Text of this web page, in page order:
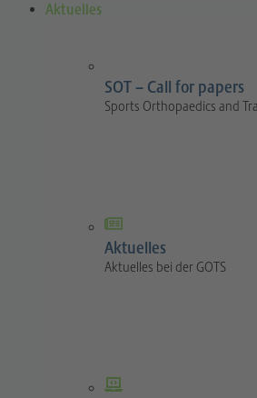
Aktuelles
SOT – Call for papers
Sports Orthopaedics and
Aktuelles
Aktuelles bei der GOTS